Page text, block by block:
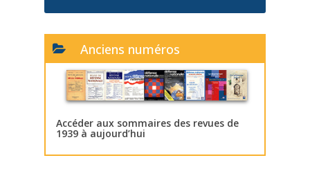
Anciens numéros
Accéder aux sommaires des revues de
1939 à aujourd’hui